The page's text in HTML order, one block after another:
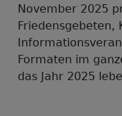
November 2025
Friedensgebeten,
Formaten im
das Jahr 2025